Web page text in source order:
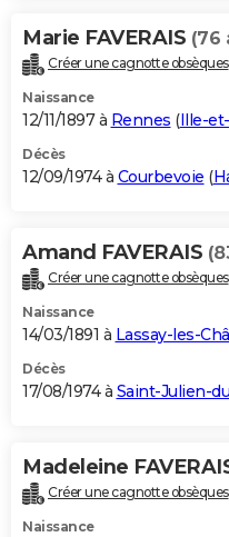
Marie FAVERAIS (76
Créer une cagnotte obsèques
Naissance
12/11/1897 à Rennes (Ille-
Décès
12/09/1974 à Courbevoie (
Amand FAVERAIS
Créer une cagnotte obsèques
Naissance
14/03/1891 à Lassay-les-
Décès
17/08/1974 à Saint-Julien-
Madeleine
Créer une cagnotte obsèques
Naissance